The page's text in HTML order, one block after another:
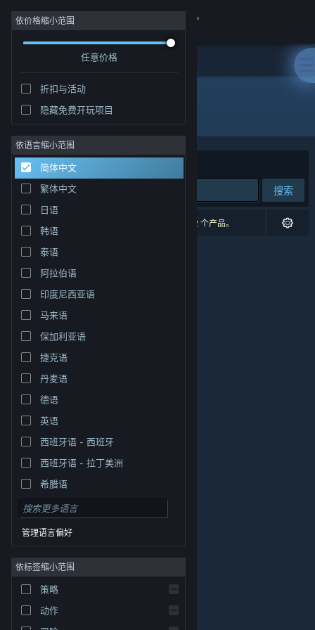
登录
社区
关于
客服
更改语言
获取 Steam 手机应用
查看桌面版网站
© Valve Corporation。保留所有权利。所有商标均为其在
律信息| 无障碍
依价格缩小范围
任意价格
折扣与活动
隐藏免费开玩项目
依语言缩小范围
简体中文
繁体中文
日语
韩语
泰语
阿拉伯语
印度尼西亚语
马来语
保加利亚语
捷克语
丹麦语
德语
英语
西班牙语 - 西班牙
西班牙语 - 拉丁美洲
希腊语
管理语言偏好
依标签缩小范围
策略
动作
开发者: Maru Games
排序依据 相关性
搜索
0 个匹配的搜索结果。 根据您的偏好，已排除了 2 个产品。